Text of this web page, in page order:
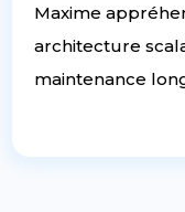
Maxime
architecture
maintenance